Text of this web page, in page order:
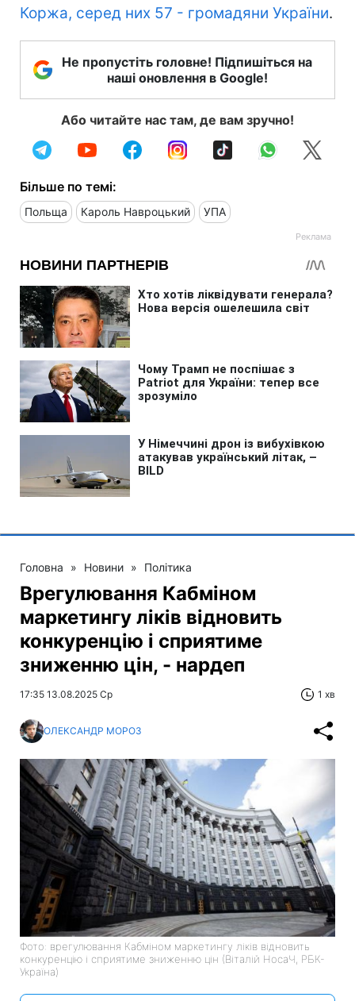
Коржа, серед них 57 - громадяни України.
Не пропустіть головне! Підпишіться на
наші оновлення в Google!
Або читайте нас там, де вам зручно!
Більше по темі:
Польща Кароль Навроцький УПА
Головна » Новини » Політика
Врегулювання Кабміном
маркетингу ліків відновить
конкуренцію і сприятиме
зниженню цін, - нардеп
17:35 13.08.2025 Ср 1 хв
ОЛЕКСАНДР МОРОЗ
Фото: врегулювання Кабміном маркетингу ліків відновить
конкуренцію і сприятиме зниженню цін (Віталій НосаЧ, РБК-
Україна)